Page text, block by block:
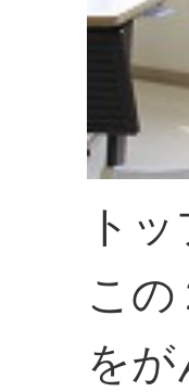
ト
こ
を